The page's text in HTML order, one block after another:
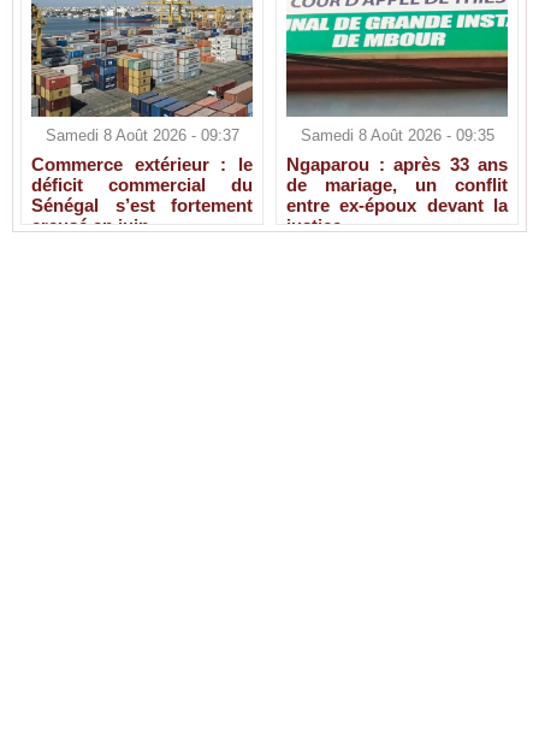
Samedi 8 Août 2026 - 09:37
Commerce extérieur : le
déficit commercial du
Sénégal s’est fortement
creusé en juin
Samedi 8 Août 2026 - 09:35
Ngaparou : après 33 ans
de mariage, un conflit
entre ex-époux devant la
justice